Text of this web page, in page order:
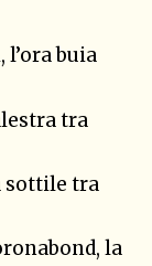
buia
tra
sottile tra
la